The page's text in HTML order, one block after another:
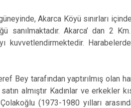
Akarca Köyü sınırları
sanılmaktadır. Akarca’ dan 2
kuvvetlendirmektedir.
Bey tarafından yaptırılmış olan
almıştır Kadınlar ve erkekler
(1973-1980 yılları